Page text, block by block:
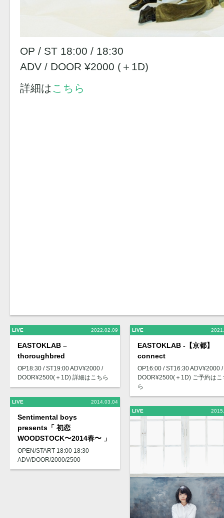
OP / ST 18:00 / 18:30
ADV / DOOR ¥2000 (＋1D)
詳細は こちら
LIVE 2022.02.09
EASTOKLAB –
thoroughbred
OP18:30 / ST19:00 ADV¥2000 /
DOOR¥2500(＋1D) 詳細はこちら
LIVE 2014.03.04
Sentimental boys
presents「 初恋
WOODSTOCK〜2014春〜 」
OPEN/START 18:00 18:30
ADV/DOOR/2000/2500
LIVE
EASTOKLAB -【京都】
connect
OP16:00 / ST16:30 ADV¥2000 /
DOOR¥2500(＋1D) ご予約はこ
ら
LIVE